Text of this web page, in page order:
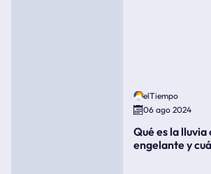
elTiempo
06 ago 2024
Qué es la
engelante y